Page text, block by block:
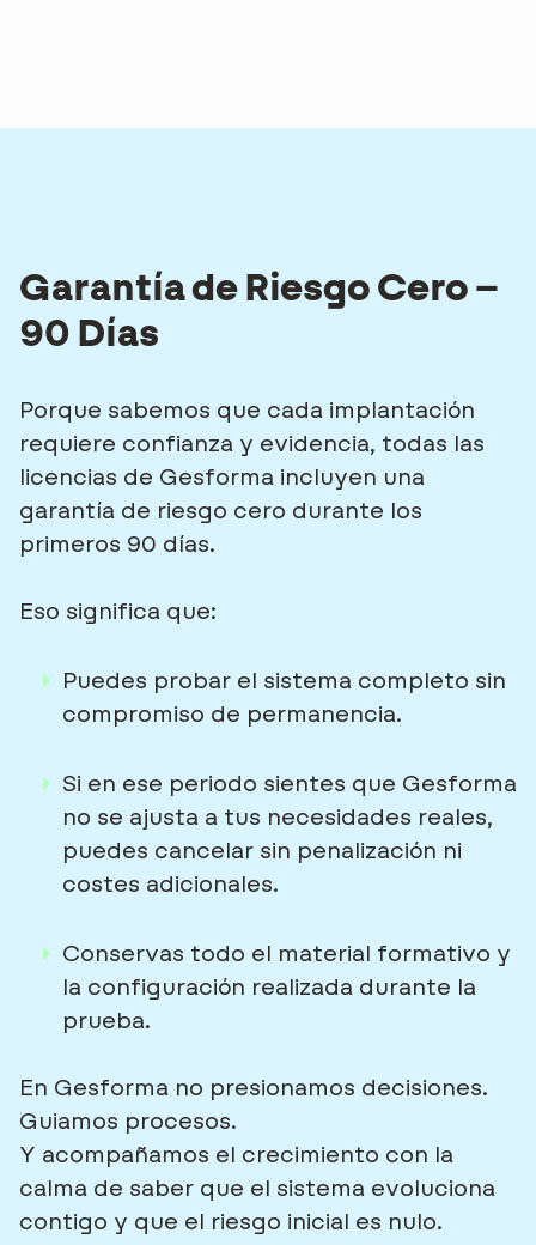
Garantía de Riesgo Cero –
90 Días
Porque sabemos que cada implantación
requiere confianza y evidencia, todas las
licencias de Gesforma incluyen una
garantía de riesgo cero durante los
primeros 90 días.
Eso significa que:
Puedes probar el sistema completo sin
compromiso de permanencia.
Si en ese periodo sientes que Gesforma
no se ajusta a tus necesidades reales,
puedes cancelar sin penalización ni
costes adicionales.
Conservas todo el material formativo y
la configuración realizada durante la
prueba.
En Gesforma no presionamos decisiones.
Guiamos procesos.
Y acompañamos el crecimiento con la
calma de saber que el sistema evoluciona
contigo y que el riesgo inicial es nulo.